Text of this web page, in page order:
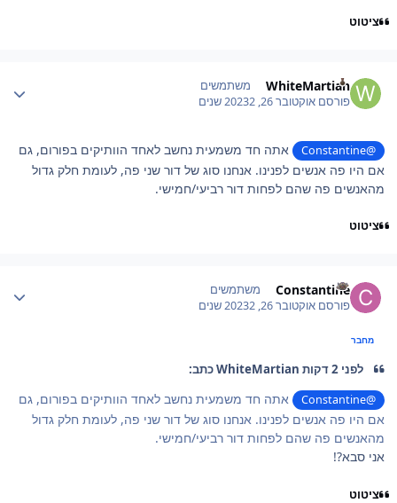
ציטוט
WhiteMartian משתמשים
פורסםאוקטובר 26, 2023 2 שנים
@Constantine
אתה חד משמעית נחשב לאחד הוותיקים בפורום, גם
אם היו פה אנשים לפנינו. אנחנו סוג של דור שני פה, לעומת חלק גדול
מהאנשים פה שהם לפחות דור רביעי/חמישי.
ציטוט
Constantine משתמשים
פורסםאוקטובר 26, 2023 2 שנים
מחבר
לפני 2 דקות WhiteMartian כתב:
@Constantine
אתה חד משמעית נחשב לאחד הוותיקים בפורום, גם
אם היו פה אנשים לפנינו. אנחנו סוג של דור שני פה, לעומת חלק גדול
מהאנשים פה שהם לפחות דור רביעי/חמישי.
אני סבא?!
ציטוט